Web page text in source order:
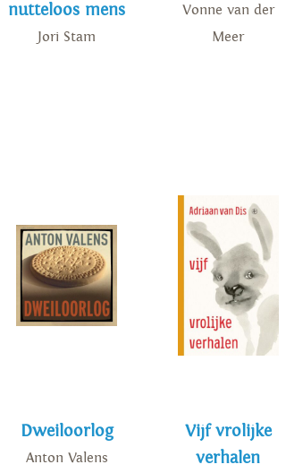
nutteloos mens
Jori Stam
Vonne van der
Meer
Dweiloorlog
Anton Valens
Vijf vrolijke
verhalen